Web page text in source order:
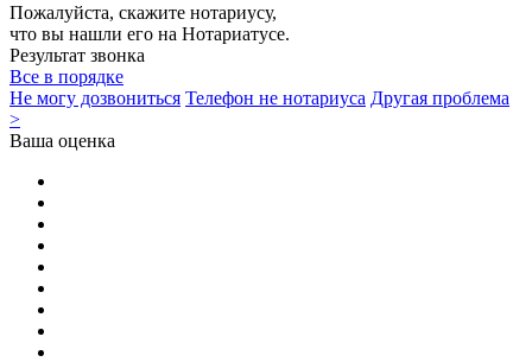
Пожалуйста, скажите нотариусу,
что вы нашли его на Нотариатусе.
Результат звонка
Все в порядке
Не могу дозвониться Телефон не нотариуса Другая проблема
>
Ваша оценка